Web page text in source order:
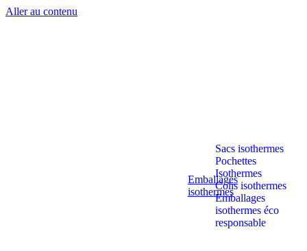
Aller au contenu
Emballages
isothermes
Sacs isothermes
Pochettes
Isothermes
Colis isothermes
Emballages
isothermes éco
responsable